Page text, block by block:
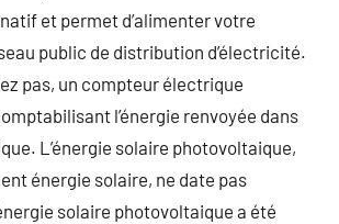
et permet d’alimenter votre
public de distribution d’électricité.
pas, un compteur électrique
l’énergie renvoyée dans
L’énergie solaire photovoltaique,
énergie solaire, ne date pas
solaire photovoltaique a été